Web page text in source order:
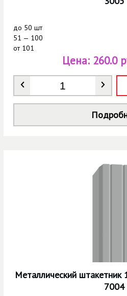
до 50 шт
51 — 100
от101
Количество
Цена: 260.0
Металлический
7004